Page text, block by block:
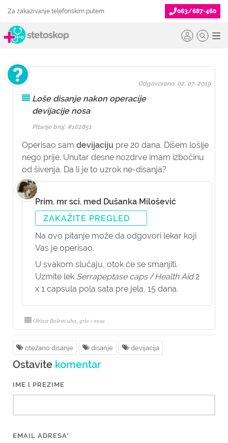
Za zakazivanje telefonskim putem 063/687-460
Loše disanje nakon operacije
devijacije nosa
Pitanje broj: #162851
Operisao sam devijaciju pre 20 dana. Dišem lošije
nego prije. Unutar desne nozdrve imam izbočinu
od šivenja. Da li je to uzrok ne-disanja?
Odgovoreno: 02. 07. 2019.
Prim. mr sci. med Dušanka Milošević
ZAKAŽITE PREGLED
Na ovo pitanje može da odgovori lekar koji
Vas je operisao.
U svakom slučaju, otok će se smanjiti.
Uzmite lek Serrapeptase caps/Health Aid2
x 1 capsula pola sata pre jela, 15 dana.
Oblast Bolesti uha, grla i nosa
otežano disanje disanje devijacija
Ostavite komentar
IME I PREZIME
EMAIL ADRESA*